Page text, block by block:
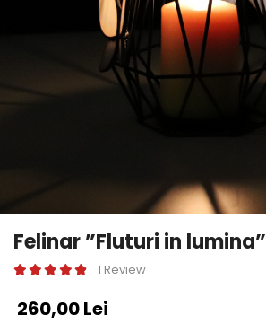
Felinar ”Fluturi in lumina”
1 Review
260,00 Lei